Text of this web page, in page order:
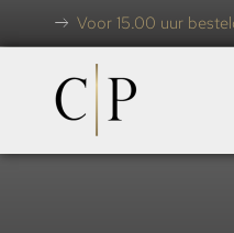
Voor 15.00 uur